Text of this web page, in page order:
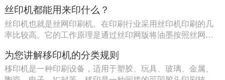
丝印机都能用来印什么？
丝印机也就是丝网印刷机。在印刷行业采用丝印机印刷的几
率比较高。它的工作原理是通过丝印网版将油墨按照丝网开
为您讲解移印机的分类规则
移印机是一种印刷设备，适用于塑胶、玩具、玻璃、金属、